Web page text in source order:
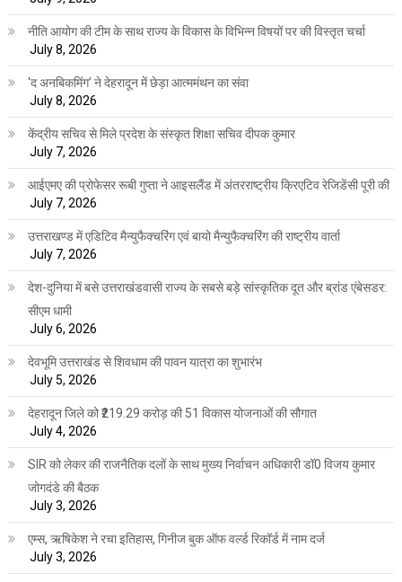
नीति आयोग की टीम के साथ राज्य के विकास के विभिन्न विषयों पर की विस्तृत चर्चा
July 8, 2026
‘द अनबिकमिंग’ ने देहरादून में छेड़ा आत्ममंथन का संवा
July 8, 2026
केंद्रीय सचिव से मिले प्रदेश के संस्कृत शिक्षा सचिव दीपक कुमार
July 7, 2026
आईएमए की प्रोफेसर रूबी गुप्ता ने आइसलैंड में अंतरराष्ट्रीय क्रिएटिव रेजिडेंसी पूरी की
July 7, 2026
उत्तराखण्ड में एडिटिव मैन्युफैक्चरिंग एवं बायो मैन्युफैक्चरिंग की राष्ट्रीय वार्ता
July 7, 2026
देश-दुनिया में बसे उत्तराखंडवासी राज्य के सबसे बड़े सांस्कृतिक दूत और ब्रांड एंबेसडर:
सीएम धामी
July 6, 2026
देवभूमि उत्तराखंड से शिवधाम की पावन यात्रा का शुभारंभ
July 5, 2026
देहरादून जिले को ₹219.29 करोड़ की 51 विकास योजनाओं की सौगात
July 4, 2026
SIR को लेकर की राजनैतिक दलों के साथ मुख्य निर्वाचन अधिकारी डॉ0 विजय कुमार
जोगदंडे की बैठक
July 3, 2026
एम्स, ऋषिकेश ने रचा इतिहास, गिनीज बुक ऑफ वर्ल्ड रिकॉर्ड में नाम दर्ज
July 3, 2026